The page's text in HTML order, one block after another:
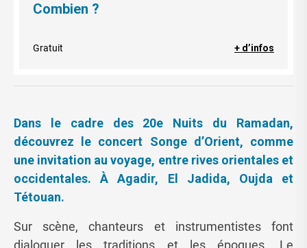
Combien ?
Gratuit + d’infos
Dans le cadre des 20e Nuits du Ramadan,
découvrez le concert Songe d’Orient, comme
une invitation au voyage, entre rives orientales et
occidentales. À Agadir, El Jadida, Oujda et
Tétouan.
Sur scène, chanteurs et instrumentistes font